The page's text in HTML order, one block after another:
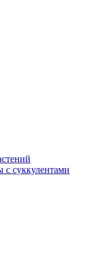
с суккулентами